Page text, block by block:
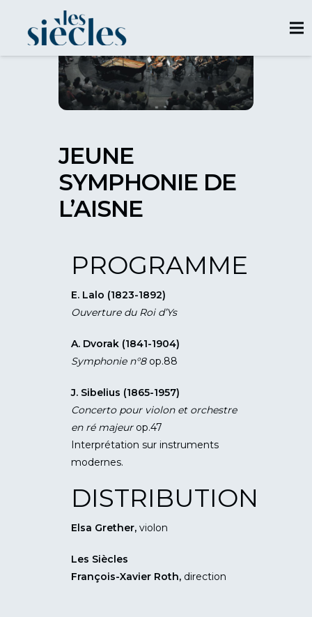
JEUNE
SYMPHONIE DE
L’AISNE
PROGRAMME
E. Lalo (1823-1892)
Ouverture du Roi d’Ys
A. Dvorak (1841-1904)
Symphonie n°8 op.88
J. Sibelius (1865-1957)
Concerto pour violon et orchestre
en ré majeur op.47
Interprétation sur instruments
modernes.
DISTRIBUTION
Elsa Grether, violon
Les Siècles
François-Xavier Roth, direction